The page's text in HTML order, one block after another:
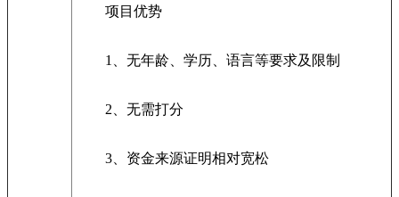
项目优势
1、无年龄、学历、语言等要求及限制
2、无需打分
3、资金来源证明相对宽松